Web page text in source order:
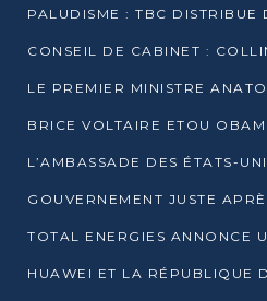
GOUVERNEMENT JUSTE